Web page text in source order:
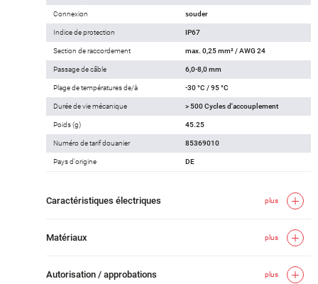
Connexion souder
Indice de protection IP67
Section de raccordement max. 0,25 mm² / AWG 24
Passage de câble 6,0-8,0 mm
Plage de températures de/à -30 °C / 95 °C
Durée de vie mécanique > 500 Cycles d'accouplement
Poids (g) 45.25
Numéro de tarif douanier 85369010
Pays d'origine DE
Caractéristiques électriques plus
Matériaux plus
Autorisation / approbations plus